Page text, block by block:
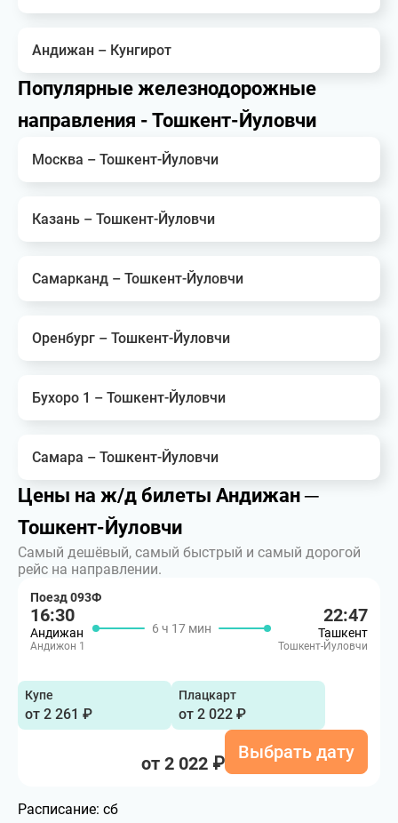
Андижан – Кунгирот
Популярные железнодорожные
направления - Тошкент-Йуловчи
Москва – Тошкент-Йуловчи
Казань – Тошкент-Йуловчи
Самарканд – Тошкент-Йуловчи
Оренбург – Тошкент-Йуловчи
Бухоро 1 – Тошкент-Йуловчи
Самара – Тошкент-Йуловчи
Цены на ж/д билеты Андижан ─
Тошкент-Йуловчи
Самый дешёвый, самый быстрый и самый дорогой
рейс на направлении.
Поезд 093Ф
16:30
Андижан
Андижон 1
6 ч 17 мин
22:47
Ташкент
Тошкент-Йуловчи
Купе
от 2 261 ₽
Плацкарт
от 2 022 ₽
от 2 022 ₽
Выбрать дату
Расписание: сб